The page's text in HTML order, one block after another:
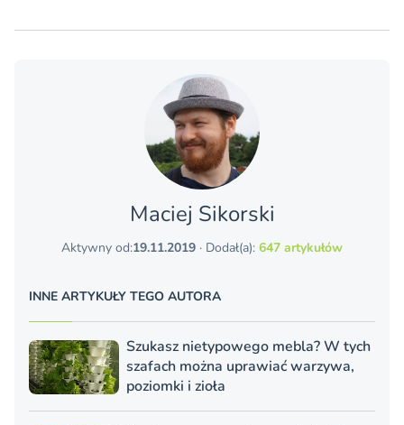
Maciej Sikorski
Aktywny od:19.11.2019 · Dodał(a): 647 artykułów
INNE ARTYKUŁY TEGO AUTORA
Szukasz nietypowego mebla? W tych
szafach można uprawiać warzywa,
poziomki i zioła